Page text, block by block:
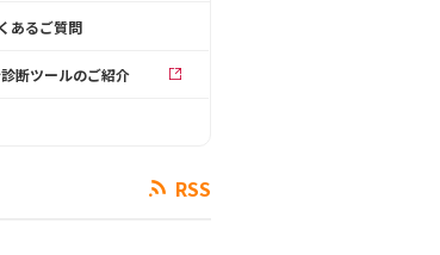
あるご質問
断ツールのご紹介
RSS